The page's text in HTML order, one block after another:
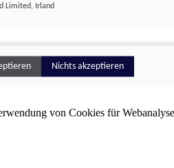
von Cookies für
Limited, Irland
Nichts akzeptieren